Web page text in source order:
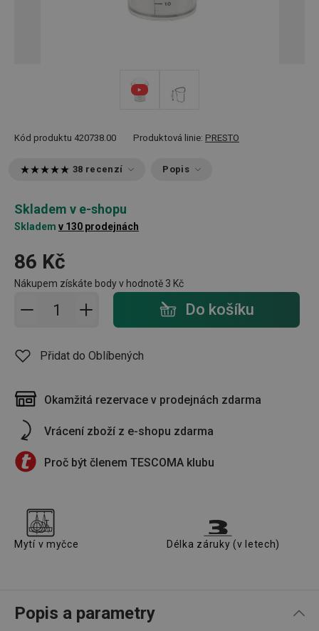
Kód produktu 420738.00 Produktová linie: PRESTO
38 recenzí Popis
Skladem v e-shopu
Skladem v 130 prodejnách
86 Kč
Nákupem získáte body v hodnotě 3 Kč
Přidat do košíku - počet Do košíku
Přidat do Oblíbených
Okamžitá rezervace v prodejnách zdarma
Vrácení zboží z e-shopu zdarma
Proč být členem TESCOMA klubu
Mytí v myčce Délka záruky (v letech)
Popis a parametry